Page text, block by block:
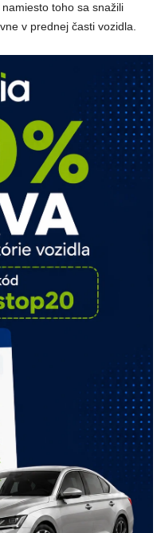
toho sa snažili
v prednej časti vozidla.